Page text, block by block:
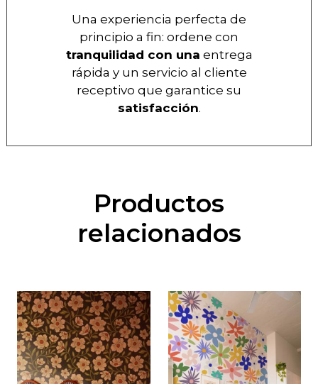
Una experiencia perfecta de
principio a fin: ordene con
tranquilidad con una entrega
rápida y un servicio al cliente
receptivo que garantice su
satisfacción.
Productos
relacionados